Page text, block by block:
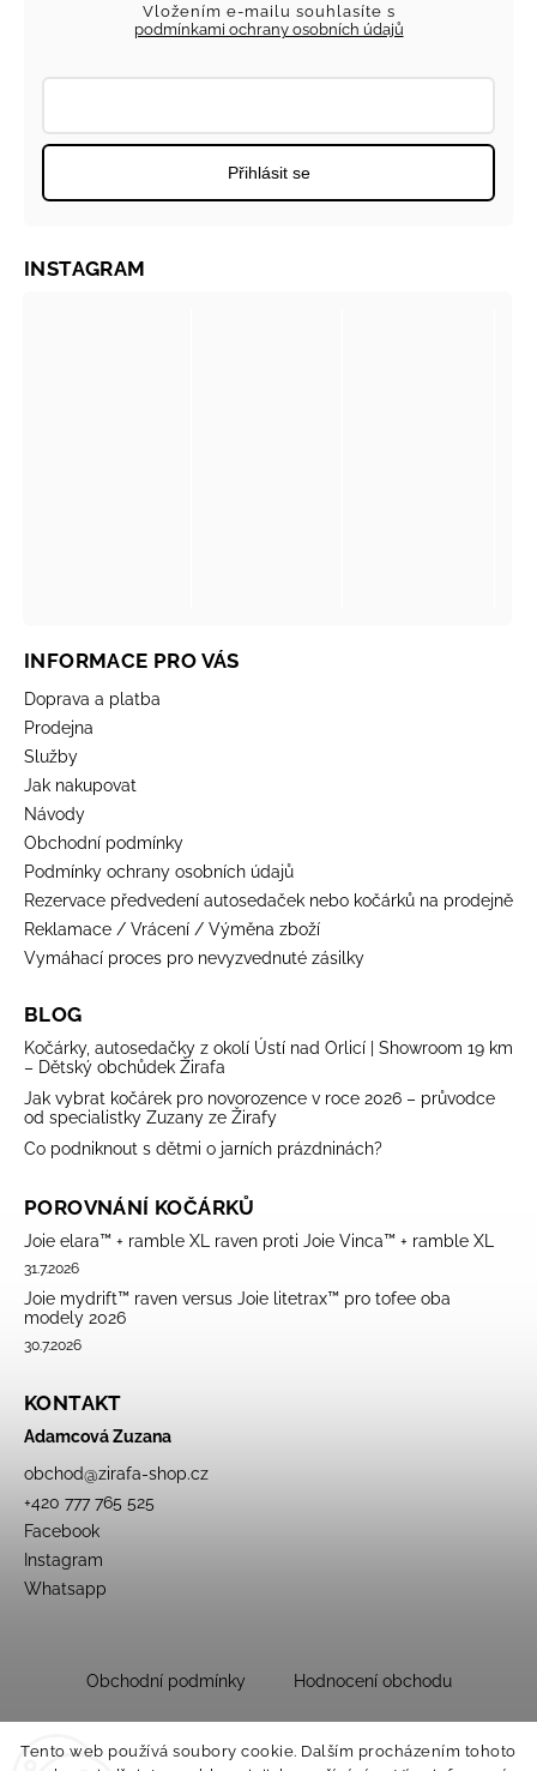
Tento web používá soubory cookie. Dalším procházením tohoto
Vložením e-mailu souhlasíte s
podmínkami ochrany osobních údajů
Přihlásit se
INFORMACE PRO VÁS
Doprava a platba
Prodejna
Služby
Jak nakupovat
Návody
Obchodní podmínky
Podmínky ochrany osobních údajů
Rezervace předvedení autosedaček nebo kočárků na prodejně
Reklamace / Vrácení / Výměna zboží
Vymáhací proces pro nevyzvednuté zásilky
BLOG
Kočárky, autosedačky z okolí Ústí nad Orlicí | Showroom 19 km
– Dětský obchůdek Žirafa
Jak vybrat kočárek pro novorozence v roce 2026 – průvodce
od specialistky Zuzany ze Žirafy
Co podniknout s dětmi o jarních prázdninách?
POROVNÁNÍ KOČÁRKŮ
Joie elara™ + ramble XL raven proti Joie Vinca™ + ramble XL
31.7.2026
Joie mydrift™ raven versus Joie litetrax™ pro tofee oba
modely 2026
30.7.2026
KONTAKT
Adamcová Zuzana
obchod@zirafa-shop.cz
+420 777 765 525
Facebook
Instagram
Whatsapp
INSTAGRAM
Obchodní podmínky Hodnocení obchodu